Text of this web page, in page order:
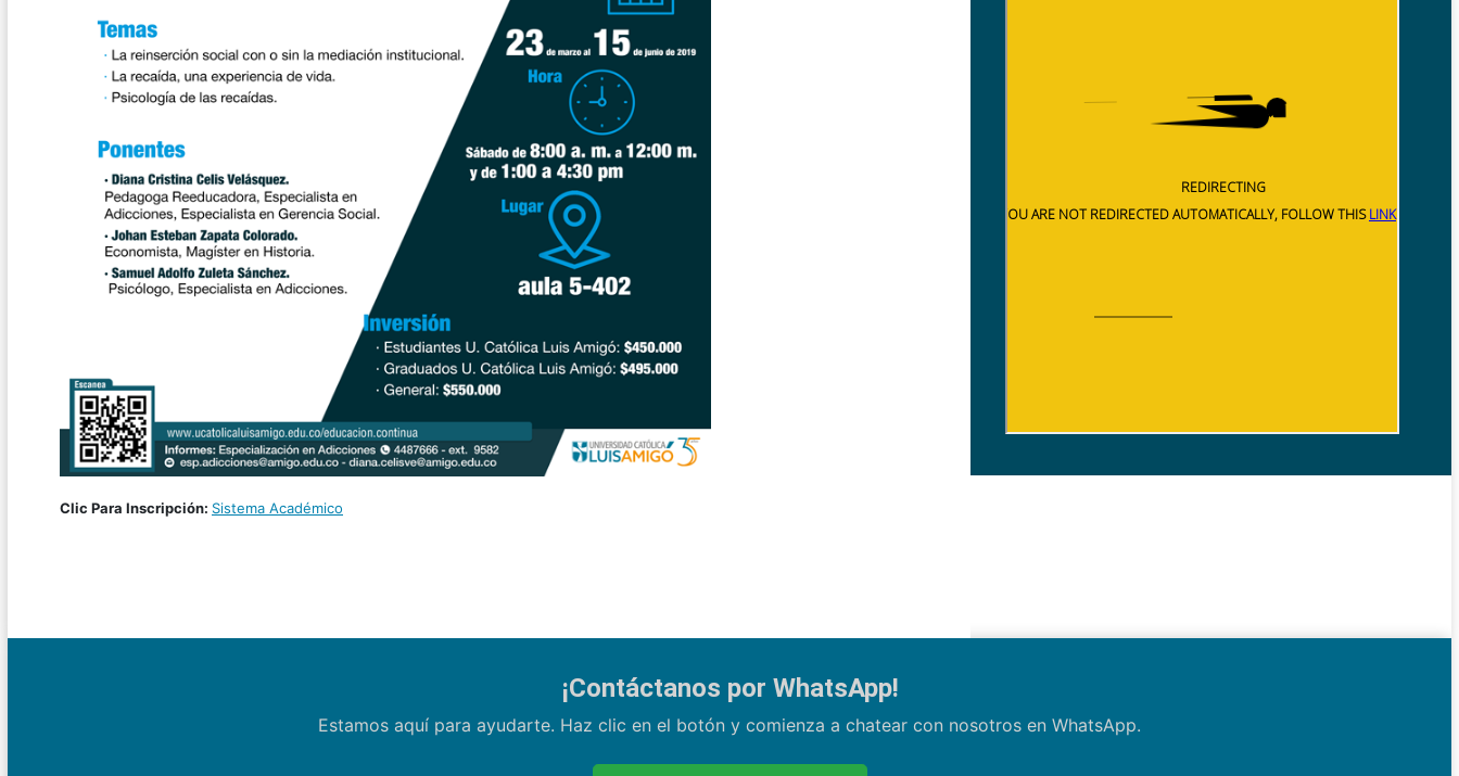
Clic Para Inscripción: Sistema Académico
¡Contáctanos por WhatsApp!
Estamos aquí para ayudarte. Haz clic en el botón y comienza a chatear con nosotros en WhatsApp.